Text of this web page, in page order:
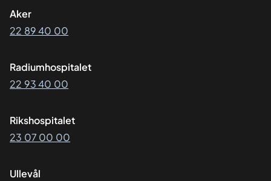
Aker
22 89 40 00
Radiumhospitalet
22 93 40 00
Rikshospitalet
23 07 00 00
Ullevål